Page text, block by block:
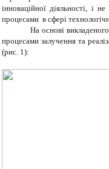
інноваційної діяльності, і
процесами в сфері
На основі
процесами залучення та
(рис. 1):